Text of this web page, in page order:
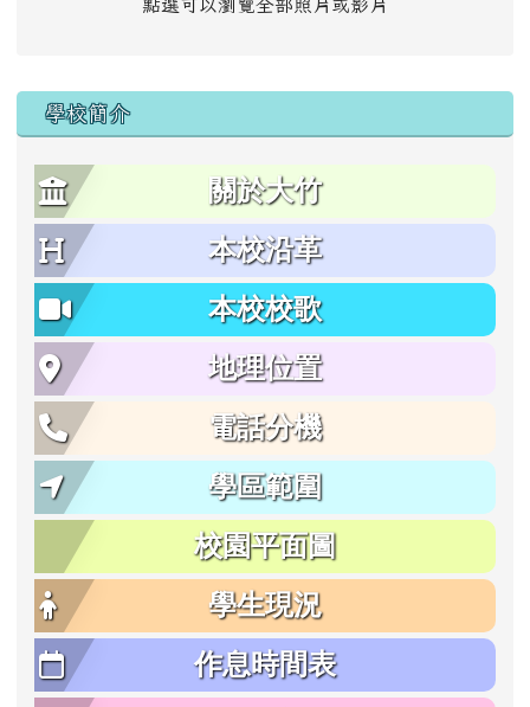
點選可以瀏覽全部照片或影片
學校簡介
關於大竹
本校沿革
本校校歌
地理位置
電話分機
學區範圍
校園平面圖
學生現況
作息時間表